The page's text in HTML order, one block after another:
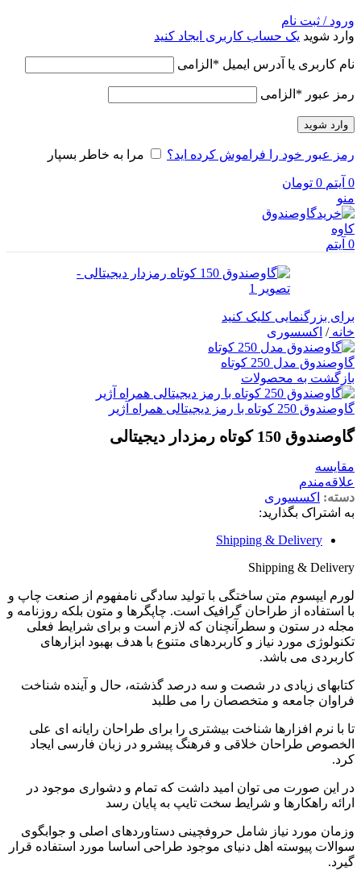
ورود / ثبت نام
وارد شوید یک حساب کاربری ایجاد کنید
نام کاربری یا آدرس ایمیل * الزامی
رمز عبور * الزامی
وارد شوید
رمز عبور خود را فراموش کرده اید؟ مرا به خاطر بسپار
0 آیتم 0 تومان
منو
0 آیتم
برای بزرگنمایی کلیک کنید
خانه/ اکسسوری
گاوصندوق مدل 250 کوتاه
بازگشت به محصولات
گاوصندوق 250 کوتاه با رمز دیجیتالی همراه آژیر
گاوصندوق 150 کوتاه رمزدار دیجیتالی
مقایسه
علاقه‌مندم
دسته: اکسسوری
به اشتراک بگذارید:
Shipping & Delivery
Shipping & Delivery
لورم ایپسوم متن ساختگی با تولید سادگی نامفهوم از صنعت چاپ و
با استفاده از طراحان گرافیک است. چاپگرها و متون بلکه روزنامه و
مجله در ستون و سطرآنچنان که لازم است و برای شرایط فعلی
تکنولوژی مورد نیاز و کاربردهای متنوع با هدف بهبود ابزارهای
کاربردی می باشد.
کتابهای زیادی در شصت و سه درصد گذشته، حال و آینده شناخت
فراوان جامعه و متخصصان را می طلبد
تا با نرم افزارها شناخت بیشتری را برای طراحان رایانه ای علی
الخصوص طراحان خلاقی و فرهنگ پیشرو در زبان فارسی ایجاد
کرد.
در این صورت می توان امید داشت که تمام و دشواری موجود در
ارائه راهکارها و شرایط سخت تایپ به پایان رسد
وزمان مورد نیاز شامل حروفچینی دستاوردهای اصلی و جوابگوی
سوالات پیوسته اهل دنیای موجود طراحی اساسا مورد استفاده قرار
گیرد.